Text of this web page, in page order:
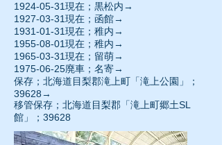
1924-05-31現在；黒松内→
1927-03-31現在；函館→
1931-01-31現在；稚内→
1955-08-01現在；稚内→
1965-03-31現在；留萌→
1975-06-25廃車；名寄→
保存；北海道目梨郡滝上町「滝上公園」；
39628→
移管保存；北海道目梨郡「滝上町郷土SL
館」；39628